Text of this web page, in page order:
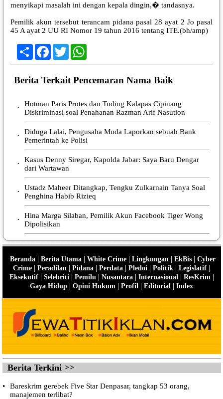
menyikapi masalah ini dengan kepala dingin,� tandasnya.
Pemilik akun tersebut terancam pidana pasal 28 ayat 2 Jo pasal
45 A ayat 2 UU RI Nomor 19 tahun 2016 tentang ITE.(bh/amp)
ShareFacebook
TwitterWhatsApp
Berita Terkait Pencemaran Nama Baik
•
Hotman Paris Protes dan Tuding Kalapas Cipinang
Diskriminasi soal Penahanan Razman Arif Nasution
•
Diduga Lalai, Pengusaha Muda Laporkan sebuah Bank
Pemerintah ke Polisi
•
Kasus Denny Siregar, Kapolda Jabar: Saya Baru Dengar
dari Wartawan
•
Ustadz Maheer Ditangkap, Tengku Zulkarnain Tanya Soal
Penghina Habib Rizieq
•
Hina Marga Silaban, Pemilik Akun Facebook Tiger Wong
Dipolisikan
Beranda| Berita Utama| White Crime| Lingkungan | EkBis| Cyber
Crime | Peradilan | Pidana | Perdata | Pledoi | Politik | Legislatif |
Eksekutif| Selebriti | Pemilu | Nusantara| Internasional | ResKrim |
Gaya Hidup | Opini Hukum | Profil | Editorial | Index
Berita Terkini >>
•
Bareskrim gerebek Five Star Denpasar, tangkap 53 orang,
manajemen terlibat?